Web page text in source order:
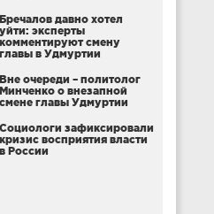
Бречалов давно хотел
уйти: эксперты
комментируют смену
главы в Удмуртии
Вне очереди – политолог
Минченко о внезапной
смене главы Удмуртии
Социологи зафиксировали
кризис восприятия власти
в России